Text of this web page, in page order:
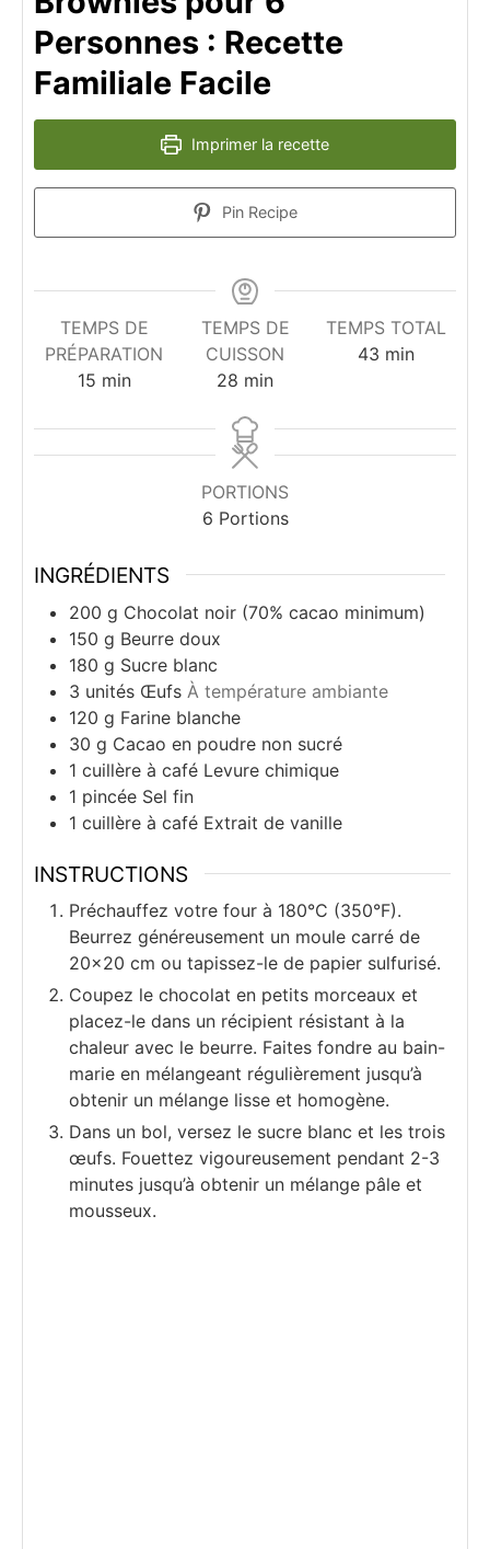
Personnes : Recette
Familiale Facile
Imprimer la recette
Pin Recipe
TEMPS DE
PRÉPARATION
15minutes
min
TEMPS DE
CUISSON
28 minutes
min
TEMPS TOTAL
43minutes
min
PORTIONS
6 Portions
INGRÉDIENTS
200 g Chocolat noir (70% cacao minimum)
150 g Beurre doux
180 g Sucre blanc
3 unités Œufs À température ambiante
120 g Farine blanche
30 g Cacao en poudre non sucré
1 cuillère à café Levure chimique
1 pincée Sel fin
1 cuillère à café Extrait de vanille
INSTRUCTIONS
Préchauffez votre four à 180°C (350°F).
Beurrez généreusement un moule carré de
20×20 cm ou tapissez-le de papier sulfurisé.
Coupez le chocolat en petits morceaux et
placez-le dans un récipient résistant à la
chaleur avec le beurre. Faites fondre au bain-
marie en mélangeant régulièrement jusqu’à
obtenir un mélange lisse et homogène.
Dans un bol, versez le sucre blanc et les trois
œufs. Fouettez vigoureusement pendant 2-3
minutes jusqu’à obtenir un mélange pâle et
mousseux.